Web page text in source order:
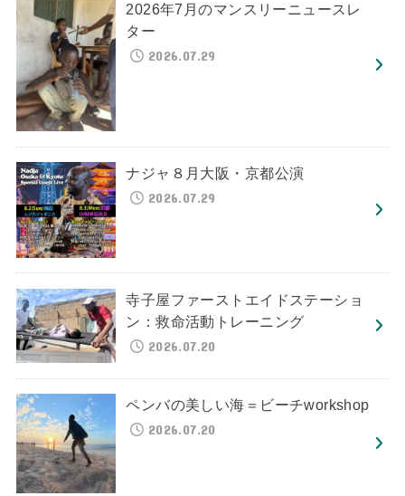
2026年7月のマンスリーニュースレ
ター
2026.07.29
ナジャ８月大阪・京都公演
2026.07.29
寺子屋ファーストエイドステーショ
ン：救命活動トレーニング
2026.07.20
ペンバの美しい海＝ビーチworkshop
2026.07.20